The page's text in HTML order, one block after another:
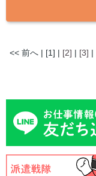
<< 前へ | [1] | [2] | [3] |